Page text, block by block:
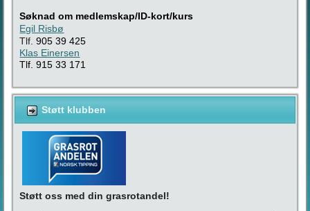
Søknad om medlemskap/ID-kort/kurs
Egil Risbø
Tlf.905 39 425
Klas Einersen
Tlf. 915 33 171
Støtt klubben
Støtt oss med din grasrotandel!